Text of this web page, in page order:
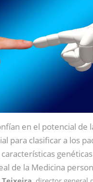
en el potencial de
para clasificar a los
de la Medicina